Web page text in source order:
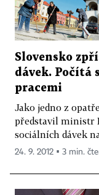
Slovensko
dávek. Počítá
pracemi
Jako jedno z
představil ministr
sociálních dávek
24. 9. 2012 ▪ 3 min.